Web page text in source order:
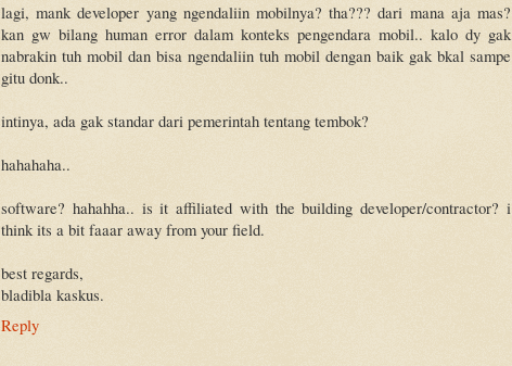
lagi, mank developer yang ngendaliin mobilnya? tha??? dari mana aja mas?
kan gw bilang human error dalam konteks pengendara mobil.. kalo dy gak
nabrakin tuh mobil dan bisa ngendaliin tuh mobil dengan baik gak bkal sampe
gitu donk..
intinya, ada gak standar dari pemerintah tentang tembok?
hahahaha..
software? hahahha.. is it affiliated with the building developer/contractor? i
think its a bit faaar away from your field.
best regards,
bladibla kaskus.
Reply